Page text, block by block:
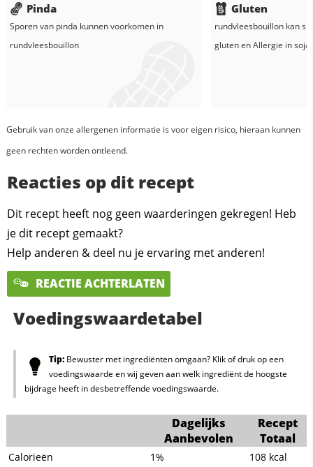
Pinda
Sporen van pinda kunnen voorkomen in
rundvleesbouillon
Gluten
rundvleesbouillonkan
gluten enAllergie in
Gebruik van onze allergenen informatie is voor eigen risico, hieraan kunnen
geen rechten worden ontleend.
Reacties op dit recept
Dit recept heeft nog geen waarderingen gekregen! Heb
je dit recept gemaakt?
Help anderen & deel nu je ervaring met anderen!
REACTIE ACHTERLATEN
Voedingswaardetabel
Tip:Bewuster met ingrediënten omgaan? Klik of druk op een
voedingswaarde en wij geven aan welk ingrediënt de hoogste
bijdrage heeft in desbetreffende voedingswaarde.
Dagelijks
Aanbevolen
Recept
Totaal
Calorieën 1% 108 kcal